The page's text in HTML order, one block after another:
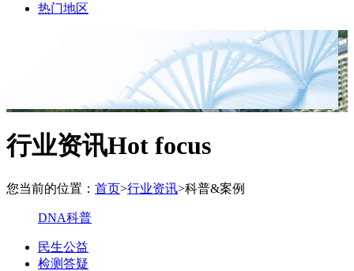
热门地区
行业资讯Hot focus
您当前的位置： 首页>行业资讯>科普&案例
DNA科普
民生公益
检测答疑